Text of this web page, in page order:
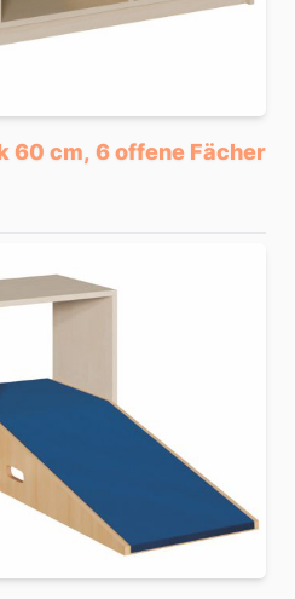
60 cm, 6 offene Fächer